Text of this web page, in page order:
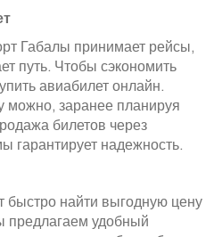
Габалы принимает рейсы,
путь. Чтобы сэкономить
авиабилет онлайн.
можно, заранее планируя
билетов через
гарантирует надежность.
быстро найти выгодную цену
предлагаем удобный